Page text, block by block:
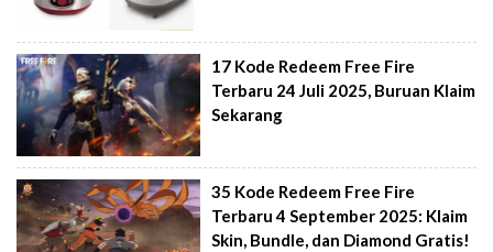
17 Kode Redeem Free Fire
Terbaru 24 Juli 2025, Buruan Klaim
Sekarang
35 Kode Redeem Free Fire
Terbaru 4 September 2025: Klaim
Skin, Bundle, dan Diamond Gratis!